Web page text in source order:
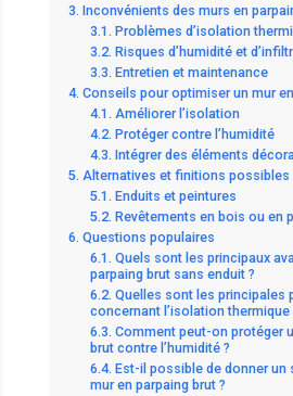
Inconvénients des murs en
Problèmes d’isolation
Risques d’humidité et
Entretien et maintenance
Conseils pour optimiser un mur
Améliorer l’isolation
Protéger contre l’humidité
Intégrer des éléments
Alternatives et finitions possibles
Enduits et peintures
Revêtements en bois ou en
Questions populaires
Quels sont les principaux
parpaing brut sans enduit ?
Quelles sont les principales
concernant l’isolation thermique
Comment peut-on protéger
brut contre l’humidité ?
Est-il possible de donner un
mur en parpaing brut ?